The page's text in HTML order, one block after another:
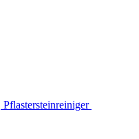
Pflastersteinreiniger